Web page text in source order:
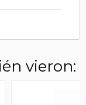
vieron: